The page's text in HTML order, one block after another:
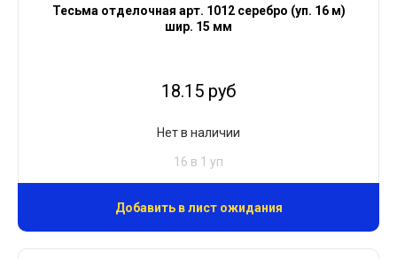
Тесьма отделочная арт. 1012 серебро (уп. 16 м)
шир. 15 мм
18.15 руб
Нет в наличии
16 в 1 уп
Добавить в лист ожидания